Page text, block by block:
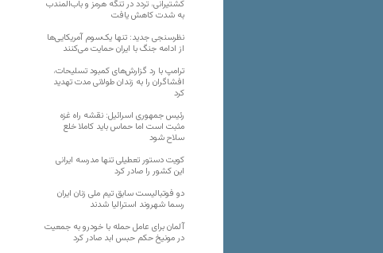
کشتیرانی، تردد در تنگه هرمز و باب‌المندب
به شدت کاهش یافت
نظرسنجی جدید: تنها یک‌سوم آمریکایی‌ها
از ادامه جنگ با ایران حمایت می‌کنند
ترامپ با رد گزارش‌های کمبود تسلیحات،
افشاگران را به زندان طولانی مدت تهدید
کرد
رئیس‌ جمهوری اسرائیل: نقشه راه غزه
مثبت است اما حماس باید کاملا خلع
سلاح شود
کویت دستور تعطیلی تنها مدرسه ایرانی
این کشور را صادر کرد
دو فوتبالیست سابق تیم ملی زنان ایران
رسما شهروند استرالیا شدند
آلمان برای عامل حمله با خودرو به جمعیت
در مونیخ حکم حبس ابد صادر کرد